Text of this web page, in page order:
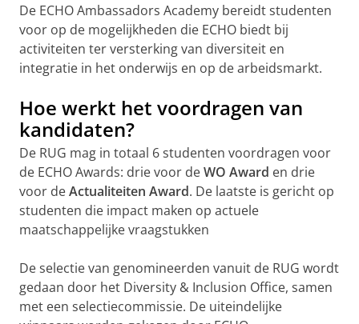
De ECHO Ambassadors Academy bereidt studenten
voor op de mogelijkheden die ECHO biedt bij
activiteiten ter versterking van diversiteit en
integratie in het onderwijs en op de arbeidsmarkt.
Hoe werkt het voordragen van
kandidaten?
De RUG mag in totaal 6 studenten voordragen voor
de ECHO Awards: drie voor deWO Award en drie
voor deActualiteiten Award. De laatste is gericht op
studenten die impact maken op actuele
maatschappelijke vraagstukken
De selectie van genomineerden vanuit de RUG wordt
gedaan door het Diversity & Inclusion Office, samen
met een selectiecommissie. De uiteindelijke